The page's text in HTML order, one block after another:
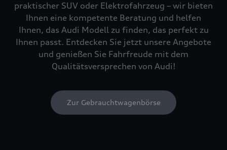
praktischer SUV oder Elektrofahrzeug – wir bieten
Ihnen eine kompetente Beratung und helfen
Ihnen, das Audi Modell zu finden, das perfekt zu
Ihnen passt. Entdecken Sie jetzt unsere Angebote
und genießen Sie Fahrfreude mit dem
Qualitätsversprechen von Audi!
Zur Gebrauchtwagenbörse